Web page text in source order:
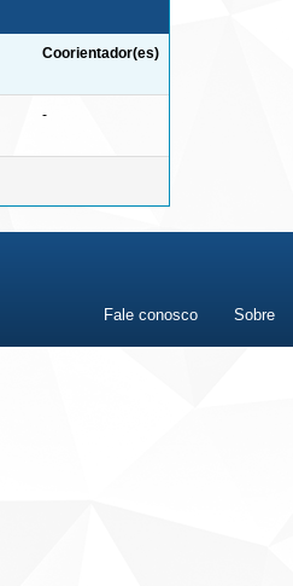
Coorientador(es)
-
Fale conosco Sobre